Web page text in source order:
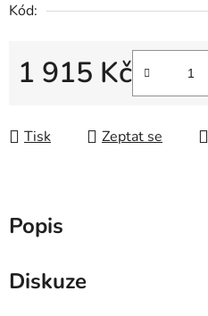
Kód:
1 915 Kč
Tisk Zeptat se
Popis
Diskuze